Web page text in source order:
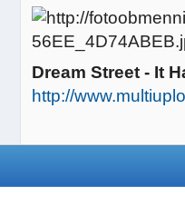
Dream Street - It
http://